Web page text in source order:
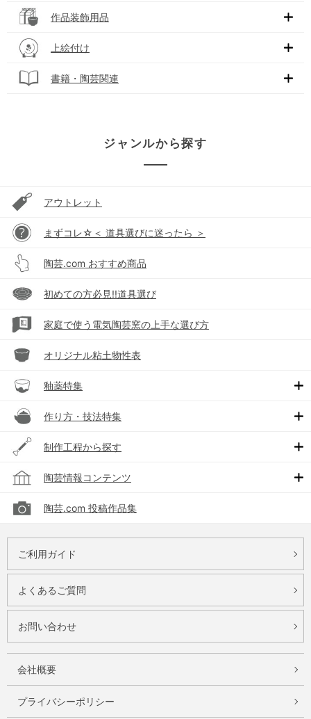
作品装飾用品
上絵付け
書籍・陶芸関連
ジャンルから探す
アウトレット
まずコレ☆＜ 道具選びに迷ったら ＞
陶芸.com おすすめ商品
初めての方必見!!道具選び
家庭で使う電気陶芸窯の上手な選び方
オリジナル粘土物性表
釉薬特集
作り方・技法特集
制作工程から探す
陶芸情報コンテンツ
陶芸.com 投稿作品集
ご利用ガイド
よくあるご質問
お問い合わせ
会社概要
プライバシーポリシー